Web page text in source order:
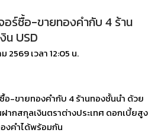
อร์ซื้อ-ขายทองคำกับ 4 ร้าน
น USD
2569 เวลา 12:05 น.
อ-ขายทองคำกับ 4 ร้านทองชั้นนำ ด้วย
ากสกุลเงินตราต่างประเทศ ดอกเบี้ยสูง
องคำได้พร้อมกัน